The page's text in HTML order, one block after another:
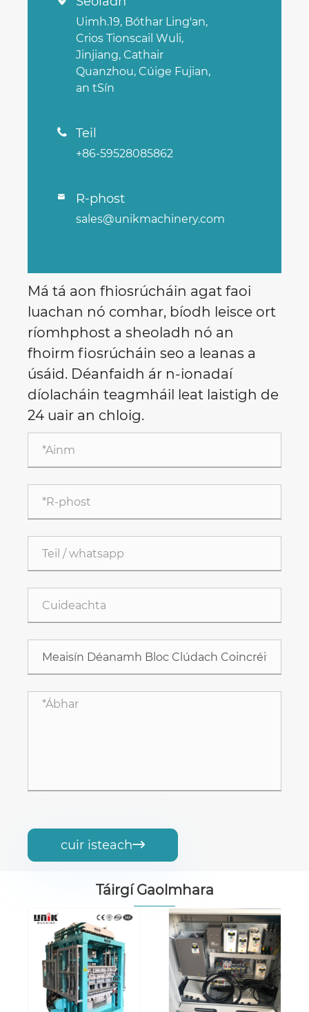
Uimh.19, Bóthar Ling'an,
Crios Tionscail Wuli,
Jinjiang, Cathair
Quanzhou, Cúige Fujian,
an tSín
 Teil
+86-59528085862
 R-phost
sales@unikmachinery.com
Má tá aon fhiosrúcháin agat faoi
luachan nó comhar, bíodh leisce ort
ríomhphost a sheoladh nó an
fhoirm fiosrúcháin seo a leanas a
úsáid. Déanfaidh ár n-ionadaí
díolacháin teagmháil leat laistigh de
24 uair an chloig.
cuir isteach
Táirgí Gaolmhara